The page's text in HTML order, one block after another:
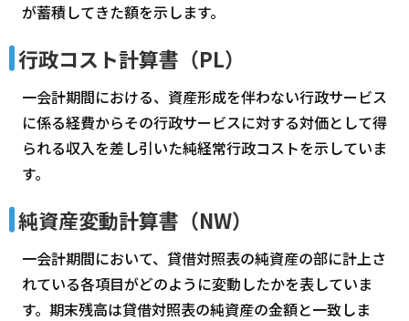
が蓄積してきた額を示します。
行政コスト計算書（PL）
一会計期間における、資産形成を伴わない行政サービス
に係る経費からその行政サービスに対する対価として得
られる収入を差し引いた純経常行政コストを示していま
す。
純資産変動計算書（NW）
一会計期間において、貸借対照表の純資産の部に計上さ
れている各項目がどのように変動したかを表していま
す。期末残高は貸借対照表の純資産の金額と一致しま